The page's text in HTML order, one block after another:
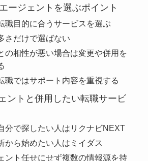
ージェントを選ぶポイント
職目的に合うサービスを選ぶ
さだけで選ばない
の相性が悪い場合は変更や併用を
職ではサポート内容を重視する
ントと併用したい転職サービ
分で探したい人はリクナビNEXT
から始めたい人はミイダス
ント任せにせず複数の情報源を持